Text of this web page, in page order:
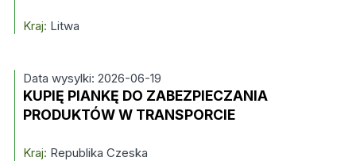
Kraj: Litwa
Data wysylki: 2026-06-19
KUPIĘ PIANKĘ DO ZABEZPIECZANIA
PRODUKTÓW W TRANSPORCIE
Kraj: Republika Czeska